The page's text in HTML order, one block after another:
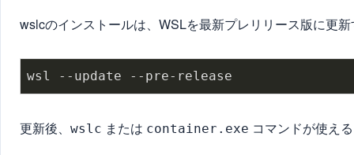
wslcのインストールは、WSLを最新プレリリース版に更
更新後、 wslc または container.exe コマンドが使え